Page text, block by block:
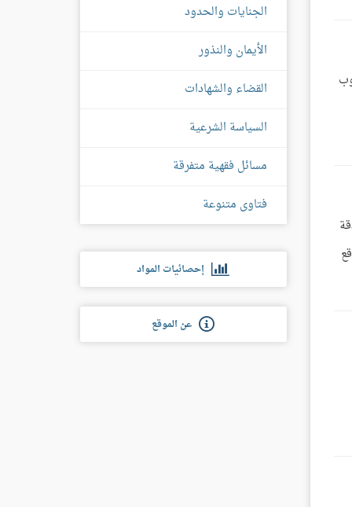
الجنايات والحدود
الأيمان والنذور
القضاء والشهادات
السياسة الشرعية
مسائل فقهية متفرقة
فتاوى متنوعة
إحصائيات المواد
عن الموقع